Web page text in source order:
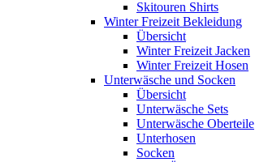
Skitouren Shirts
Winter Freizeit Bekleidung
Übersicht
Winter Freizeit Jacken
Winter Freizeit Hosen
Unterwäsche und Socken
Übersicht
Unterwäsche Sets
Unterwäsche Oberteile
Unterhosen
Socken